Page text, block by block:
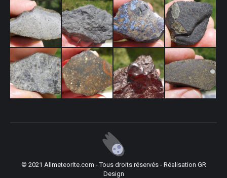
© 2021 Allmeteorite.com - Tous droits réservés - Réalisation GR
Design